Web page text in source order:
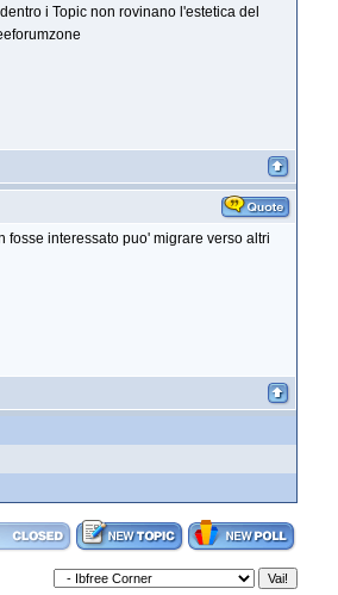
i Topic non rovinano l'estetica del
interessato puo' migrare verso altri